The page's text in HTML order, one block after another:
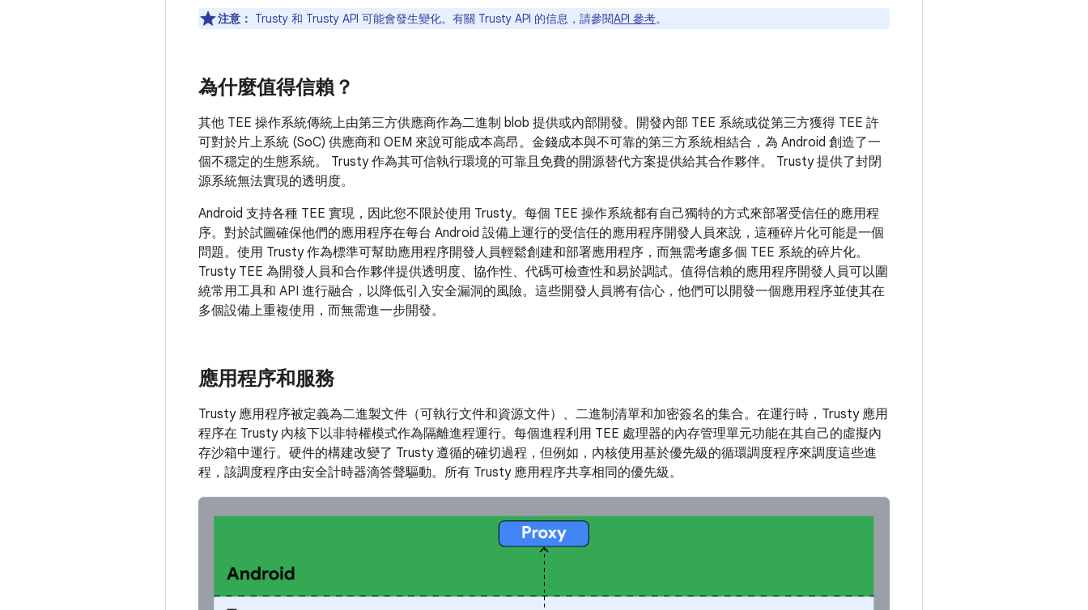
注意： Trusty 和 Trusty API 可能會發生變化。有關 Trusty API 的信息，請參閱API 參考。
為什麼值得信賴？
其他 TEE 操作系統傳統上由第三方供應商作為二進制 blob 提供或內部開發。開發內部 TEE 系統或從第三方獲得 TEE 許
可對於片上系統 (SoC) 供應商和 OEM 來說可能成本高昂。金錢成本與不可靠的第三方系統相結合，為 Android 創造了一
個不穩定的生態系統。 Trusty 作為其可信執行環境的可靠且免費的開源替代方案提供給其合作夥伴。 Trusty 提供了封閉
源系統無法實現的透明度。
Android 支持各種 TEE 實現，因此您不限於使用 Trusty。每個 TEE 操作系統都有自己獨特的方式來部署受信任的應用程
序。對於試圖確保他們的應用程序在每台 Android 設備上運行的受信任的應用程序開發人員來說，這種碎片化可能是一個
問題。使用 Trusty 作為標準可幫助應用程序開發人員輕鬆創建和部署應用程序，而無需考慮多個 TEE 系統的碎片化。
Trusty TEE 為開發人員和合作夥伴提供透明度、協作性、代碼可檢查性和易於調試。值得信賴的應用程序開發人員可以圍
繞常用工具和 API 進行融合，以降低引入安全漏洞的風險。這些開發人員將有信心，他們可以開發一個應用程序並使其在
多個設備上重複使用，而無需進一步開發。
應用程序和服務
Trusty 應用程序被定義為二進製文件（可執行文件和資源文件）、二進制清單和加密簽名的集合。在運行時，Trusty 應用
程序在 Trusty 內核下以非特權模式作為隔離進程運行。每個進程利用 TEE 處理器的內存管理單元功能在其自己的虛擬內
存沙箱中運行。硬件的構建改變了 Trusty 遵循的確切過程，但例如，內核使用基於優先級的循環調度程序來調度這些進
程，該調度程序由安全計時器滴答聲驅動。所有 Trusty 應用程序共享相同的優先級。